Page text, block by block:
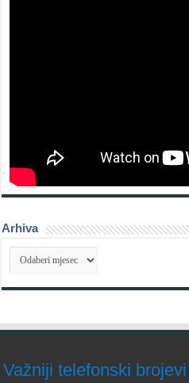
Arhiva
Arhiva
Važniji telefonski brojevi